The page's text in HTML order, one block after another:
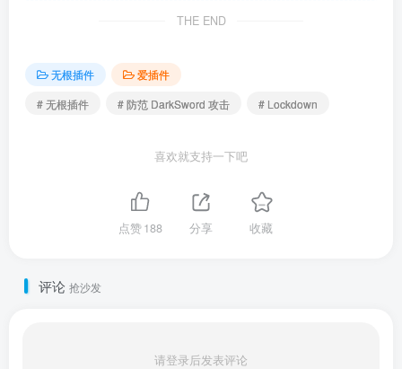
THE END
无根插件
爱插件
# 无根插件
# 防范 DarkSword 攻击 # Lockdown
喜欢就支持一下吧
点赞188 分享 收藏
评论 抢沙发
请登录后发表评论